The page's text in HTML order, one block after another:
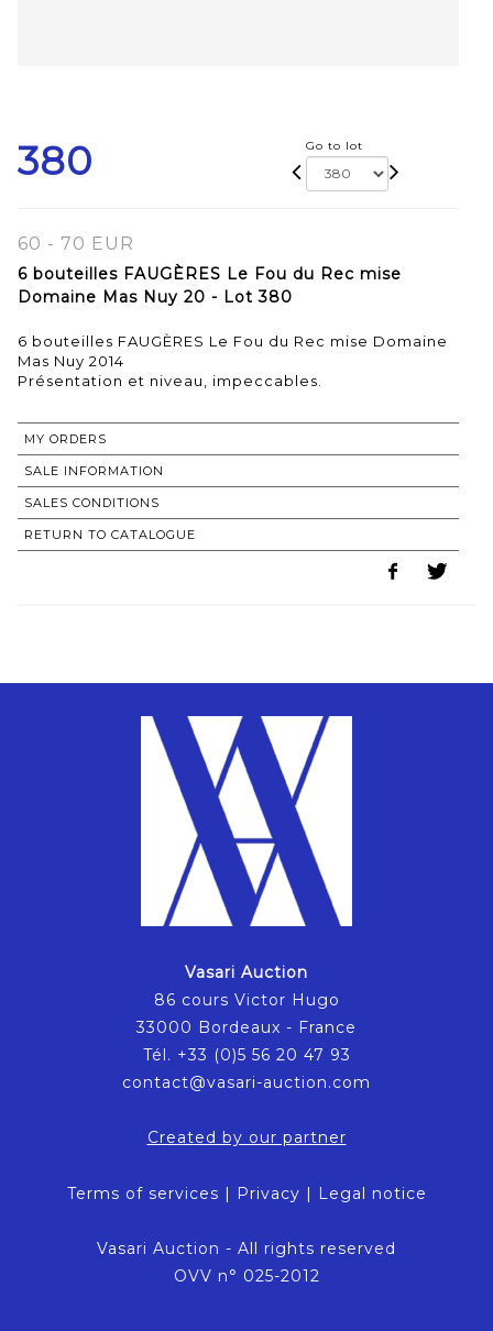
380 Go to lot
60 - 70 EUR
6 bouteilles FAUGÈRES Le Fou du Rec mise
Domaine Mas Nuy 20 - Lot 380
6 bouteilles FAUGÈRES Le Fou du Rec mise Domaine
Mas Nuy 2014
MY ORDERS
SALE INFORMATION
SALES CONDITIONS
RETURN TO CATALOGUE
Vasari Auction
86 cours Victor Hugo
33000 Bordeaux - France
Tél. +33 (0)5 56 20 47 93
contact@vasari-auction.com
Created by our partner
Terms of services | Privacy | Legal notice
Vasari Auction - All rights reserved
OVV n° 025-2012